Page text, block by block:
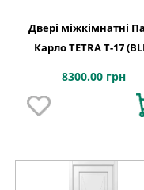
Двері міжкімнатні
Карло TETRA Т-17
8300.00 грн